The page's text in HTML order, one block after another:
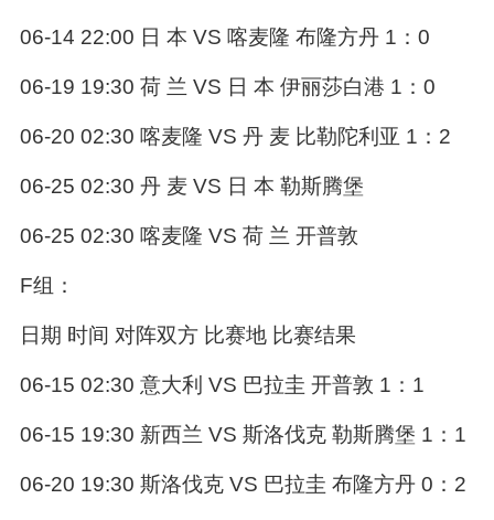
06-14 22:00 日 本 VS 喀麦隆 布隆方丹 1：0
06-19 19:30 荷 兰 VS 日 本 伊丽莎白港 1：0
06-20 02:30 喀麦隆 VS 丹 麦 比勒陀利亚 1：2
06-25 02:30 丹 麦 VS 日 本 勒斯腾堡
06-25 02:30 喀麦隆 VS 荷 兰 开普敦
F组：
日期 时间 对阵双方 比赛地 比赛结果
06-15 02:30 意大利 VS 巴拉圭 开普敦 1：1
06-15 19:30 新西兰 VS 斯洛伐克 勒斯腾堡 1：1
06-20 19:30 斯洛伐克 VS 巴拉圭 布隆方丹 0：2